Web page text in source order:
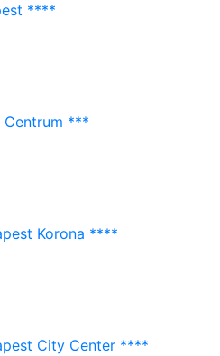
****
***
Korona ****
City Center ****